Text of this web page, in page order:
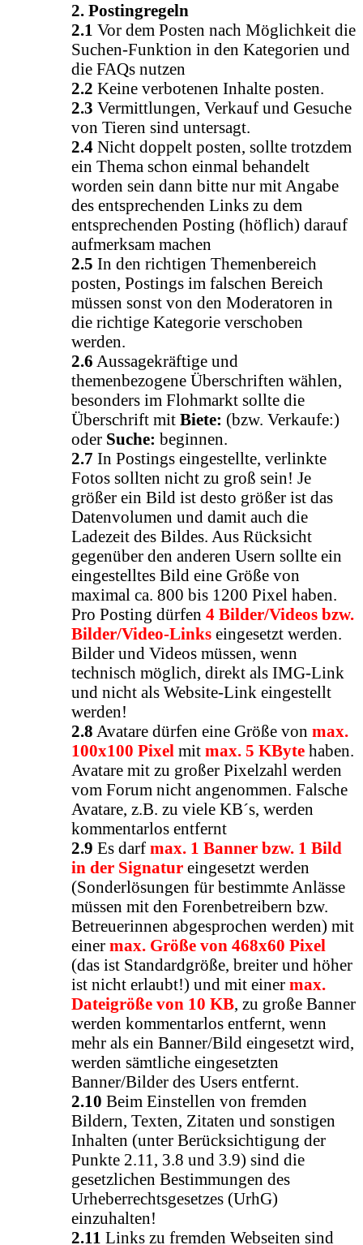
2. Postingregeln
2.1 Vor dem Posten nach Möglichkeit die
Suchen-Funktion in den Kategorien und
die FAQs nutzen
2.2 Keine verbotenen Inhalte posten.
2.3 Vermittlungen, Verkauf und Gesuche
von Tieren sind untersagt.
2.4 Nicht doppelt posten, sollte trotzdem
ein Thema schon einmal behandelt
worden sein dann bitte nur mit Angabe
des entsprechenden Links zu dem
entsprechenden Posting (höflich) darauf
aufmerksam machen
2.5 In den richtigen Themenbereich
posten, Postings im falschen Bereich
müssen sonst von den Moderatoren in
die richtige Kategorie verschoben
werden.
2.6 Aussagekräftige und
themenbezogene Überschriften wählen,
besonders im Flohmarkt sollte die
Überschrift mit Biete: (bzw. Verkaufe:)
oder Suche: beginnen.
2.7 In Postings eingestellte, verlinkte
Fotos sollten nicht zu groß sein! Je
größer ein Bild ist desto größer ist das
Datenvolumen und damit auch die
Ladezeit des Bildes. Aus Rücksicht
gegenüber den anderen Usern sollte ein
eingestelltes Bild eine Größe von
maximal ca. 800 bis 1200 Pixel haben.
Pro Posting dürfen 4 Bilder/Videos bzw.
Bilder/Video-Links eingesetzt werden.
Bilder und Videos müssen, wenn
technisch möglich, direkt als IMG-Link
und nicht als Website-Link eingestellt
werden!
2.8 Avatare dürfen eine Größe von max.
100x100 Pixel mit max. 5 KByte haben.
Avatare mit zu großer Pixelzahl werden
vom Forum nicht angenommen. Falsche
Avatare, z.B. zu viele KB´s, werden
kommentarlos entfernt
2.9 Es darf max. 1 Banner bzw. 1 Bild
in der Signatur eingesetzt werden
(Sonderlösungen für bestimmte Anlässe
müssen mit den Forenbetreibern bzw.
Betreuerinnen abgesprochen werden) mit
einer max. Größe von 468x60 Pixel
(das ist Standardgröße, breiter und höher
ist nicht erlaubt!) und mit einer max.
Dateigröße von 10 KB, zu große Banner
werden kommentarlos entfernt, wenn
mehr als ein Banner/Bild eingesetzt wird,
werden sämtliche eingesetzten
Banner/Bilder des Users entfernt.
2.10 Beim Einstellen von fremden
Bildern, Texten, Zitaten und sonstigen
Inhalten (unter Berücksichtigung der
Punkte 2.11, 3.8 und 3.9) sind die
gesetzlichen Bestimmungen des
Urheberrechtsgesetzes (UrhG)
einzuhalten!
2.11 Links zu fremden Webseiten sind